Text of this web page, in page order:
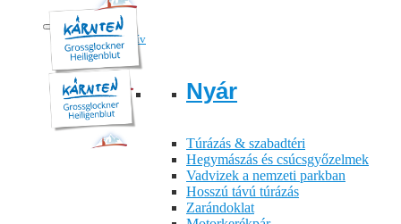
Sport & Aktív
Nyár
Túrázás & szabadtéri
Hegymászás és csúcsgyőzelmek
Vadvizek a nemzeti parkban
Hosszú távú túrázás
Zarándoklat